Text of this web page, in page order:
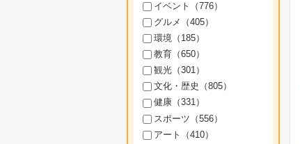
イベント（776）
グルメ（405）
環境（ 185）
教育（650）
観光（301）
文化・歴史（805）
健康（331）
スポーツ（556）
アート（410）